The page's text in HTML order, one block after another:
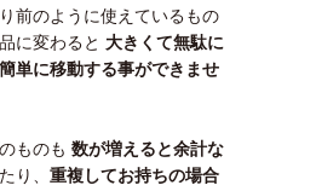
前のように使えているもの
に変わると 大きくて無駄に
簡単に移動する事ができませ
ものも 数が増えると余計な
り、 重複してお持ちの場合